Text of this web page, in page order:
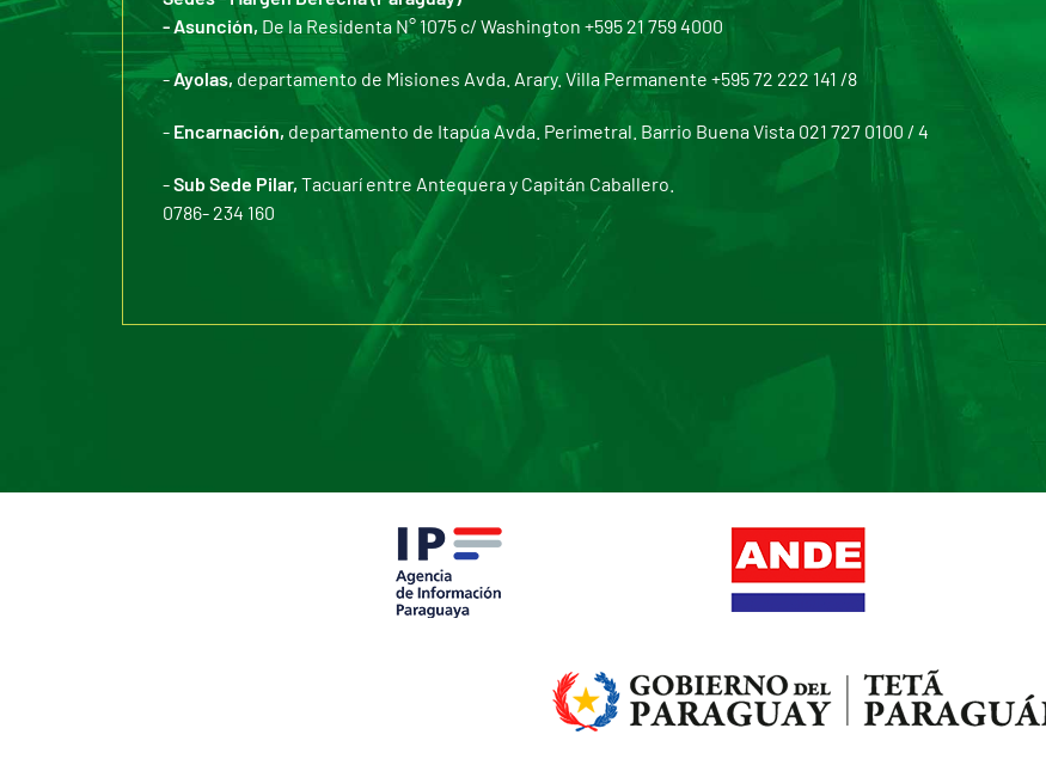
- Asunción, De la Residenta N° 1075 c/ Washington +595 21 759 4000
-Ayolas, departamento de Misiones Avda. Arary. Villa Permanente +595 72 222 141 /8
- Encarnación, departamento de Itapúa Avda. Perimetral. Barrio Buena Vista 021 727 0100 / 4
-Sub Sede Pilar, Tacuarí entre Antequera y Capitán Caballero.
0786- 234 160